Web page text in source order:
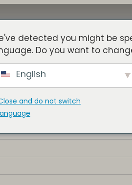
关于 塔楼 益处博客
detected you might be
Do you want to
English
and do not switch